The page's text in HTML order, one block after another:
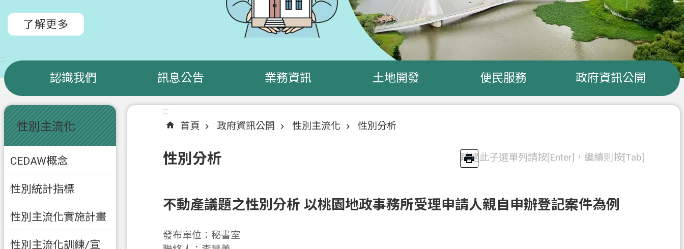
了解更多
:::
認識我們 訊息公告 業務資訊 土地開發 便民服務 政府資訊公開
:::
性別主流化
CEDAW概念
性別統計指標
性別主流化實施計畫
性別主流化訓練/宣
:::
首頁
政府資訊公開 性別主流化 性別分析
性別分析 跳過此子選單列請按[Enter]，繼續則按[Tab]
不動產議題之性別分析 以桃園地政事務所受理申請人親自申辦登記案件為例
發布單位：秘書室